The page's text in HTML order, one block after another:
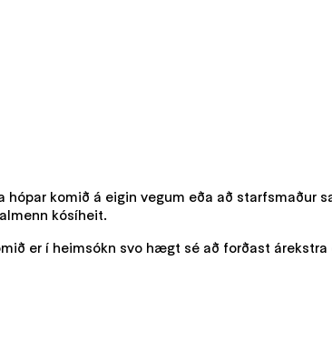
komið á eigin vegum eða að starfsmaður
kósíheit.
er í heimsókn svo hægt sé að forðast